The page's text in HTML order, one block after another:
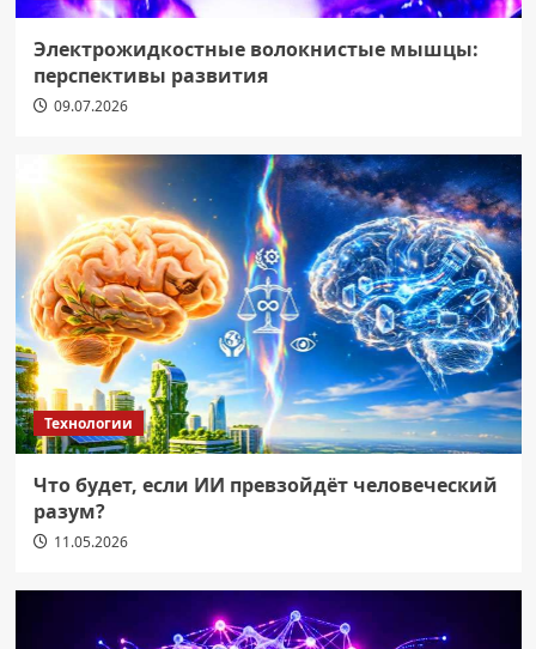
Электрожидкостные волокнистые мышцы:
перспективы развития
09.07.2026
Технологии
Что будет, если ИИ превзойдёт человеческий
разум?
11.05.2026